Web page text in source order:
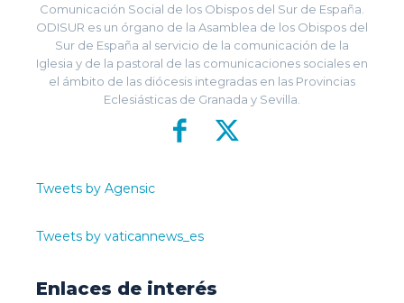
Comunicación Social de los Obispos del Sur de España.
ODISUR es un órgano de la Asamblea de los Obispos del
Sur de España al servicio de la comunicación de la
Iglesia y de la pastoral de las comunicaciones sociales en
el ámbito de las diócesis integradas en las Provincias
Eclesiásticas de Granada y Sevilla.
Tweets by Agensic
Tweets by vaticannews_es
Enlaces de interés